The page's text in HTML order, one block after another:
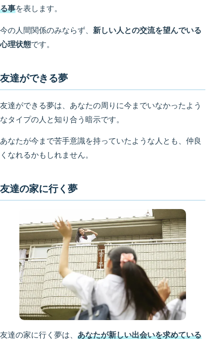
る事を表します。
今の人間関係のみならず、 新しい人との交流を望んでいる
心理状態です。
友達ができる夢
友達ができる夢は、あなたの周りに今までいなかったよう
なタイプの人と知り合う暗示です。
あなたが今まで苦手意識を持っていたような人とも、仲良
くなれるかもしれません。
友達の家に行く夢
友達の家に行く夢は、 あなたが新しい出会いを求めている